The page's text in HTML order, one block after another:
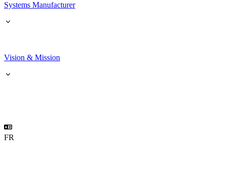
Systems Manufacturer
Vision & Mission
FR